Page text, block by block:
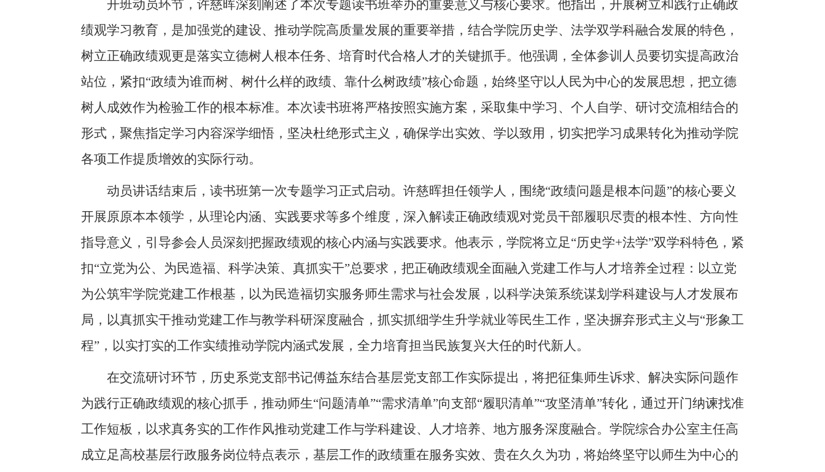
开班动员环节，许慈晖深刻阐述了本次专题读书班举办的重要意义与核心要求。他指出，开展树立和践行正确政
绩观学习教育，是加强党的建设、推动学院高质量发展的重要举措，结合学院历史学、法学双学科融合发展的特色，
树立正确政绩观更是落实立德树人根本任务、培育时代合格人才的关键抓手。他强调，全体参训人员要切实提高政治
站位，紧扣“政绩为谁而树、树什么样的政绩、靠什么树政绩”核心命题，始终坚守以人民为中心的发展思想，把立德
树人成效作为检验工作的根本标准。本次读书班将严格按照实施方案，采取集中学习、个人自学、研讨交流相结合的
形式，聚焦指定学习内容深学细悟，坚决杜绝形式主义，确保学出实效、学以致用，切实把学习成果转化为推动学院
各项工作提质增效的实际行动。
动员讲话结束后，读书班第一次专题学习正式启动。许慈晖担任领学人，围绕“政绩问题是根本问题”的核心要义
开展原原本本领学，从理论内涵、实践要求等多个维度，深入解读正确政绩观对党员干部履职尽责的根本性、方向性
指导意义，引导参会人员深刻把握政绩观的核心内涵与实践要求。他表示，学院将立足“历史学+法学”双学科特色，紧
扣“立党为公、为民造福、科学决策、真抓实干”总要求，把正确政绩观全面融入党建工作与人才培养全过程：以立党
为公筑牢学院党建工作根基，以为民造福切实服务师生需求与社会发展，以科学决策系统谋划学科建设与人才发展布
局，以真抓实干推动党建工作与教学科研深度融合，抓实抓细学生升学就业等民生工作，坚决摒弃形式主义与“形象工
程”，以实打实的工作实绩推动学院内涵式发展，全力培育担当民族复兴大任的时代新人。
在交流研讨环节，历史系党支部书记傅益东结合基层党支部工作实际提出，将把征集师生诉求、解决实际问题作
为践行正确政绩观的核心抓手，推动师生“问题清单”“需求清单”向支部“履职清单”“攻坚清单”转化，通过开门纳谏找准
工作短板，以求真务实的工作作风推动党建工作与学科建设、人才培养、地方服务深度融合。学院综合办公室主任高
成立足高校基层行政服务岗位特点表示，基层工作的政绩重在服务实效、贵在久久为功，将始终坚守以师生为中心的